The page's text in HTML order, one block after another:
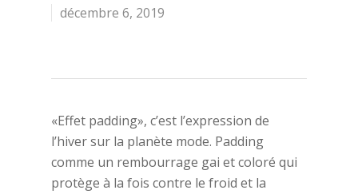
décembre 6, 2019
«Effet padding», c’est l’expression de
l’hiver sur la planète mode. Padding
comme un rembourrage gai et coloré qui
protège à la fois contre le froid et la